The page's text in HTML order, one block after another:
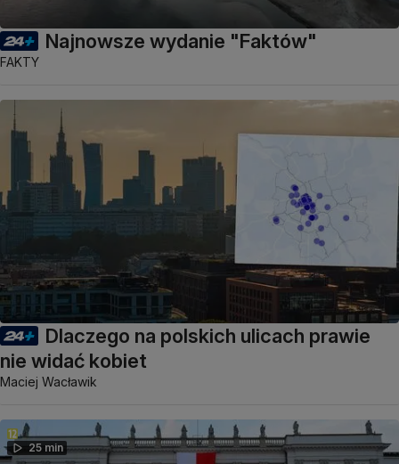
Najnowsze wydanie "Faktów"
FAKTY
Dlaczego na polskich ulicach prawie
nie widać kobiet
Maciej Wacławik
25 min